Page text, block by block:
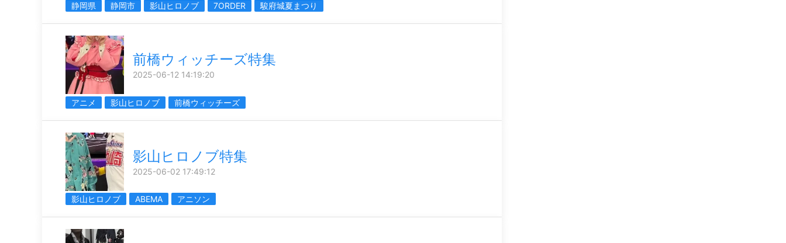
静岡県 静岡市 影山ヒロノブ 7ORDER 駿府城夏まつり
前橋ウィッチーズ特集
2025-06-12 14:19:20
アニメ 影山ヒロノブ 前橋ウィッチーズ
影山ヒロノブ特集
2025-06-02 17:49:12
影山ヒロノブ ABEMA アニソン